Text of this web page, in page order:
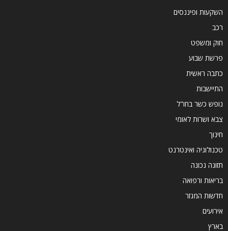
השקעות ופיננסים
רכב
חוק ומשפט
פרשת שבוע
כתבה ראשית
התיישבות
נופש כשר בחו"ל
צבא ושרות לאומי
חינוך
טכנולוגיה ואינטרנט
תזונה נכונה
בריאות ורפואה
חדשות המגזר
אירועים
בארץ